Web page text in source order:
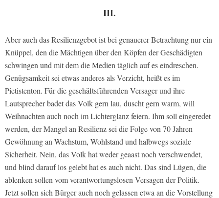
III.
Aber auch das Resilienzgebot ist bei genauerer Betrachtung nur ein
Knüppel, den die Mächtigen über den Köpfen der Geschädigten
schwingen und mit dem die Medien täglich auf es eindreschen.
Genügsamkeit sei etwas anderes als Verzicht, heißt es im
Pietistenton. Für die geschäftsführenden Versager und ihre
Lautsprecher badet das Volk gern lau, duscht gern warm, will
Weihnachten auch noch im Lichterglanz feiern. Ihm soll eingeredet
werden, der Mangel an Resilienz sei die Folge von 70 Jahren
Gewöhnung an Wachstum, Wohlstand und halbwegs soziale
Sicherheit. Nein, das Volk hat weder geaast noch verschwendet,
und blind darauf los gelebt hat es auch nicht. Das sind Lügen, die
ablenken sollen vom verantwortungslosen Versagen der Politik.
Jetzt sollen sich Bürger auch noch gelassen etwa an die Vorstellung